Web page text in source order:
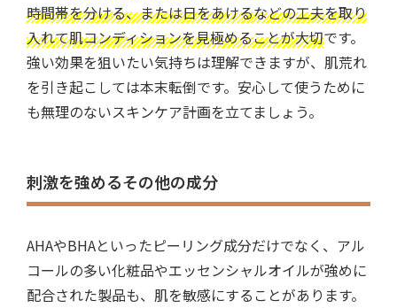
時間帯を分ける、または日をあけるなどの工夫を取り
入れて肌コンディションを見極めることが大切です。
強い効果を狙いたい気持ちは理解できますが、肌荒れ
を引き起こしては本末転倒です。安心して使うために
も無理のないスキンケア計画を立てましょう。
刺激を強めるその他の成分
AHAやBHAといったピーリング成分だけでなく、アル
コールの多い化粧品やエッセンシャルオイルが強めに
配合された製品も、肌を敏感にすることがあります。